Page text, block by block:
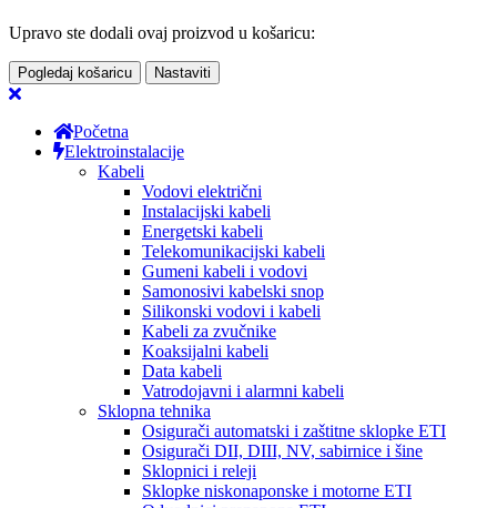
Upravo ste dodali ovaj proizvod u košaricu:
Pogledaj košaricu Nastaviti
Početna
Elektroinstalacije
Kabeli
Vodovi električni
Instalacijski kabeli
Energetski kabeli
Telekomunikacijski kabeli
Gumeni kabeli i vodovi
Samonosivi kabelski snop
Silikonski vodovi i kabeli
Kabeli za zvučnike
Koaksijalni kabeli
Data kabeli
Vatrodojavni i alarmni kabeli
Sklopna tehnika
Osigurači automatski i zaštitne sklopke ETI
Osigurači DII, DIII, NV, sabirnice i šine
Sklopnici i releji
Sklopke niskonaponske i motorne ETI